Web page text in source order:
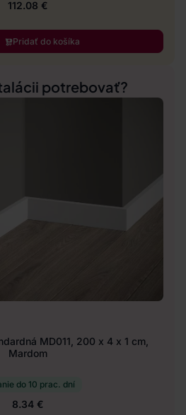
112.08 €
Pridať do košíka
potrebovať?
MD011, 200 x 4 x 1 cm,
Mardom
do 10 prac. dní
8.34 €